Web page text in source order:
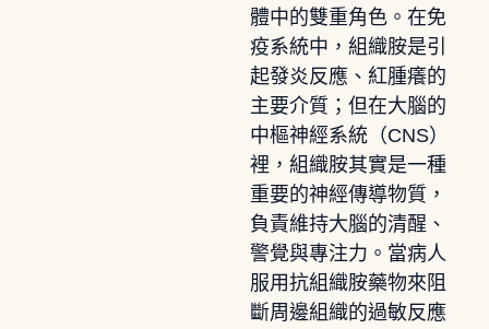
體中的雙重角色。在免
疫系統中，組織胺是引
起發炎反應、紅腫癢的
主要介質；但在大腦的
中樞神經系統（CNS）
裡，組織胺其實是一種
重要的神經傳導物質，
負責維持大腦的清醒、
警覺與專注力。當病人
服用抗組織胺藥物來阻
斷周邊組織的過敏反應